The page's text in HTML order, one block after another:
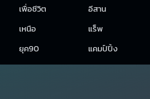
เพื่อชีวิต
อีสาน
เหนือ
แร็พ
ยุค90
แคมป์ปิ้ง